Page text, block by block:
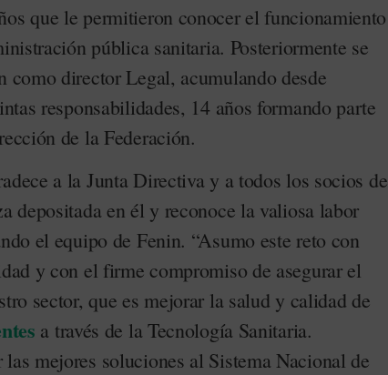
que le permitieron conocer el funcionamiento
pública sanitaria. Posteriormente se
como director Legal, acumulando desde
responsabilidades, 14 años formando parte
de la Federación.
a la Junta Directiva y a todos los socios de
depositada en él y reconoce la valiosa labor
el equipo de Fenin. “Asumo este reto con
y con el firme compromiso de asegurar el
sector, que es mejorar la salud y calidad de
a través de la Tecnología Sanitaria.
las mejores soluciones al Sistema Nacional de